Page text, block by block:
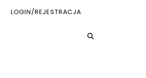
LOGIN/REJESTRACJA